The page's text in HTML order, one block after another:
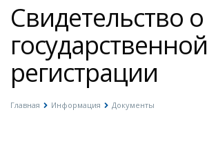
Свидетельство о
государственной
регистрации
Главная Информация Документы